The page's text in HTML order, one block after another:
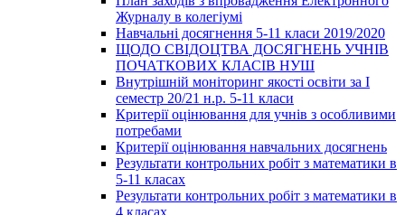
Журналу в колегіумі
Навчальні досягнення 5-11 класи 2019/2020
ЩОДО СВІДОЦТВА ДОСЯГНЕНЬ УЧНІВ
ПОЧАТКОВИХ КЛАСІВ НУШ
Внутрішній моніторинг якості освіти за І
семестр 20/21 н.р. 5-11 класи
Критерії оцінювання для учнів з особливими
потребами
Критерії оцінювання навчальних досягнень
Результати контрольних робіт з математики в
5-11 класах
Результати контрольних робіт з математики в
4 класах